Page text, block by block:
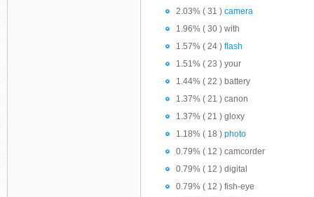
2.03% ( 31 ) camera
1.96% ( 30 ) with
1.57% ( 24 ) flash
1.51% ( 23 ) your
1.44% ( 22 ) battery
1.37% ( 21 ) canon
1.37% ( 21 ) gloxy
1.18% ( 18 ) photo
0.79% ( 12 ) camcorder
0.79% ( 12 ) digital
0.79% ( 12 ) fish-eye